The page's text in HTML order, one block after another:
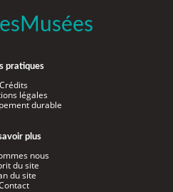
pratiques
Crédits
légales
durable
plus
nous
du site
du site